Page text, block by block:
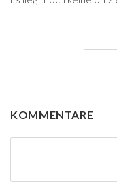
KOMMENTARE